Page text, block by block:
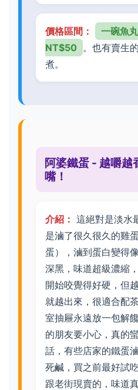
價格區間：
一碗魚
NT$50 。也有賣生
煮。
阿婆鐵蛋 - 越嚼越
嘴！
介紹： 這絕對是淡水
是滷了很久很久的雞
蛋），滷到蛋白變得
深黑，味道超級濃縮
開始咬覺得好硬，但
就越出來，很適合配
室抽屜永遠放一包解
的朋友要小心，真的
話，有些店家的鐵蛋
死鹹，買之前最好試
跟老街現賣的，味道